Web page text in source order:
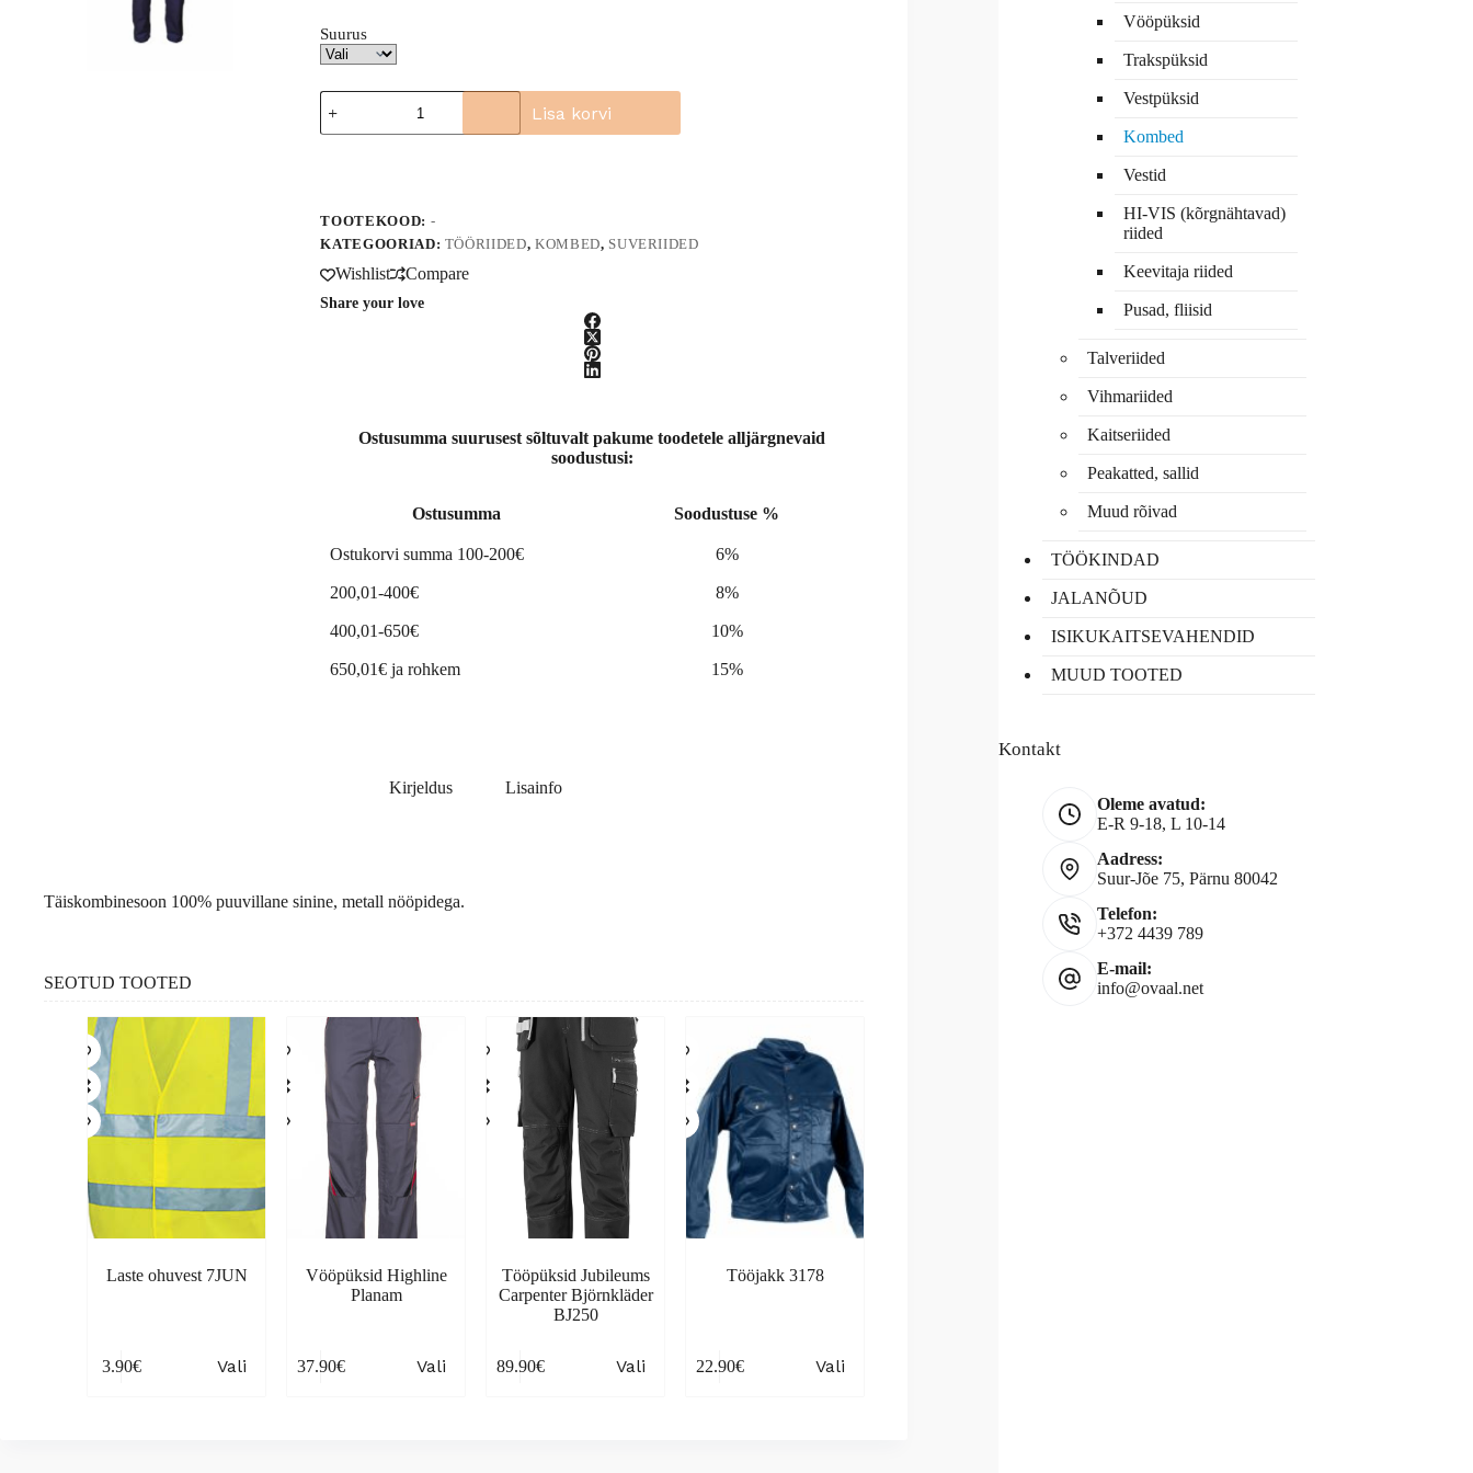
Suurus
Puuvillane
täiskombinesoon,
3160
Lisa korvi
r
n
t
i
TOOTEKOOD: -
KATEGOORIAD: TÖÖRIIDED,KOMBED, SUVERIIDED
Wishlist Compare
Share your love
Ostusumma suurusest sõltuvalt pakume toodetele alljärgnevaid
soodustusi:
Ostusumma Soodustuse %
Ostukorvi summa 100-200€ 6%
200,01-400€ 8%
400,01-650€ 10%
650,01€ ja rohkem 15%
Kirjeldus Lisainfo
Täiskombinesoon 100% puuvillane sinine, metall nööpidega.
SEOTUD TOOTED
Laste ohuvest 7JUN
3.90€ Vali
product
Vööpüksid Highline
Planam
37.90€ Vali
product
Tööpüksid Jubileums
Carpenter Björnkläder
BJ250
89.90€ Vali
product
Tööjakk 3178
22.90€ Vali
product
Vööpüksid
Trakspüksid
Vestpüksid
Kombed
Vestid
HI-VIS (kõrgnähtavad)
riided
Keevitaja riided
Pusad, fliisid
Talveriided
Vihmariided
Kaitseriided
Peakatted, sallid
Muud rõivad
TÖÖKINDAD
JALANÕUD
ISIKUKAITSEVAHENDID
MUUD TOOTED
Kontakt
Oleme avatud:
E-R 9-18, L 10-14
Aadress:
Suur-Jõe 75, Pärnu 80042
Telefon:
+372 4439 789
E-mail:
info@ovaal.net